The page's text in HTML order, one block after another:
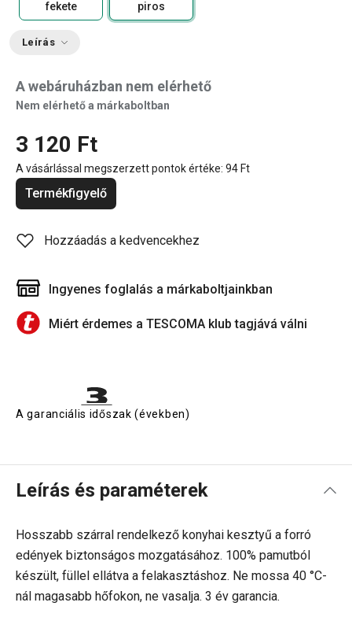
fekete piros
Leírás
A webáruházban nem elérhető
Nem elérhető a márkaboltban
3 120 Ft
A vásárlással megszerzett pontok értéke: 94 Ft
Termékfigyelő
Hozzáadás a kedvencekhez
Ingyenes foglalás a márkaboltjainkban
Miért érdemes a TESCOMA klub tagjává válni
A garanciális időszak (években)
Leírás és paraméterek
Hosszabb szárral rendelkező konyhai kesztyű a forró
edények biztonságos mozgatásához. 100% pamutból
készült, füllel ellátva a felakasztáshoz. Ne mossa 40 °C-
nál magasabb hőfokon, ne vasalja. 3 év garancia.